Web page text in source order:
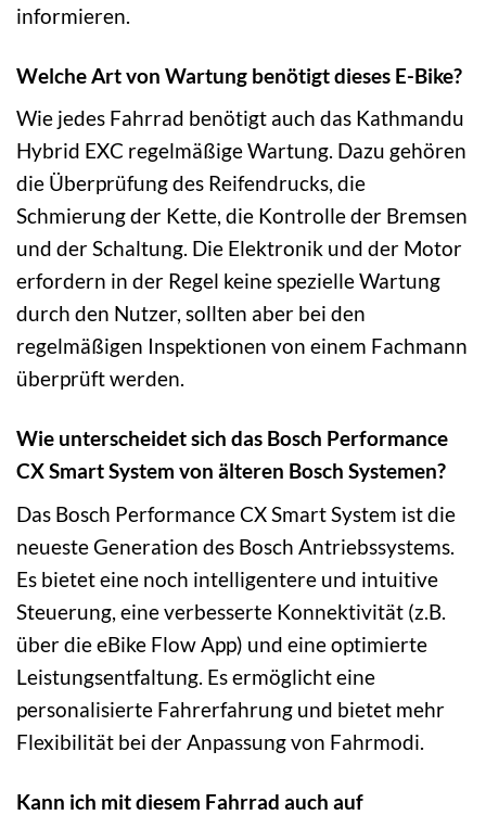
informieren.
Welche Art von Wartung benötigt dieses E-Bike?
Wie jedes Fahrrad benötigt auch das Kathmandu
Hybrid EXC regelmäßige Wartung. Dazu gehören
die Überprüfung des Reifendrucks, die
Schmierung der Kette, die Kontrolle der Bremsen
und der Schaltung. Die Elektronik und der Motor
erfordern in der Regel keine spezielle Wartung
durch den Nutzer, sollten aber bei den
regelmäßigen Inspektionen von einem Fachmann
überprüft werden.
Wie unterscheidet sich das Bosch Performance
CX Smart System von älteren Bosch Systemen?
Das Bosch Performance CX Smart System ist die
neueste Generation des Bosch Antriebssystems.
Es bietet eine noch intelligentere und intuitive
Steuerung, eine verbesserte Konnektivität (z.B.
über die eBike Flow App) und eine optimierte
Leistungsentfaltung. Es ermöglicht eine
personalisierte Fahrerfahrung und bietet mehr
Flexibilität bei der Anpassung von Fahrmodi.
Kann ich mit diesem Fahrrad auch auf